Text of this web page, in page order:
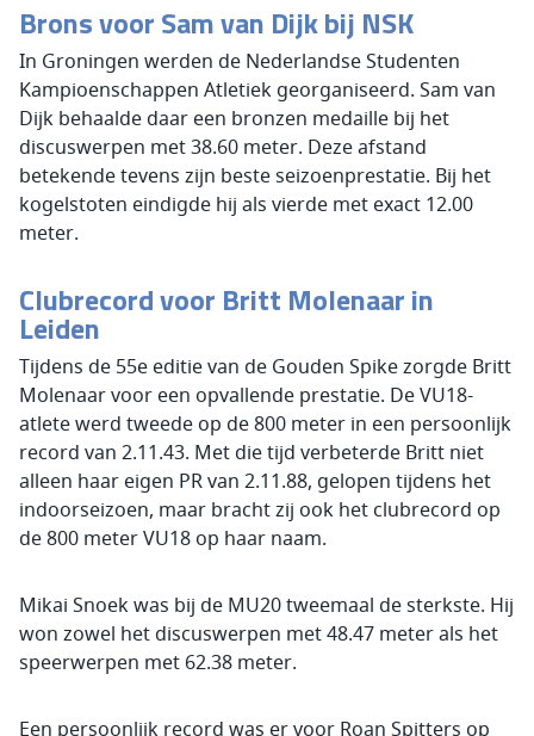
Brons voor Sam van Dijk bij NSK
In Groningen werden de Nederlandse Studenten
Kampioenschappen Atletiek georganiseerd. Sam van
Dijk behaalde daar een bronzen medaille bij het
discuswerpen met 38.60 meter. Deze afstand
betekende tevens zijn beste seizoenprestatie. Bij het
kogelstoten eindigde hij als vierde met exact 12.00
meter.
Clubrecord voor Britt Molenaar in
Leiden
Tijdens de 55e editie van de Gouden Spike zorgde Britt
Molenaar voor een opvallende prestatie. De VU18-
atlete werd tweede op de 800 meter in een persoonlijk
record van 2.11.43. Met die tijd verbeterde Britt niet
alleen haar eigen PR van 2.11.88, gelopen tijdens het
indoorseizoen, maar bracht zij ook het clubrecord op
de 800 meter VU18 op haar naam.
Mikai Snoek was bij de MU20 tweemaal de sterkste. Hij
won zowel het discuswerpen met 48.47 meter als het
speerwerpen met 62.38 meter.
Een persoonlijk record was er voor Roan Spitters op